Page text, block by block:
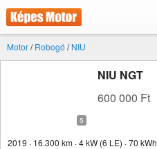
Motor/Robogó /NIU
NIU NGT
600 000 Ft
2019 · 16.300 km · 4 kW (6 LE) · 70 kWh